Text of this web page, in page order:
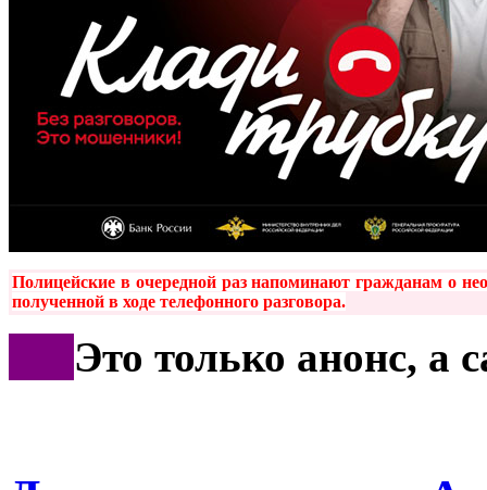
Полицейские в очередной раз напоминают гражданам о
полученной в ходе телефонного разговора.
Это только анонс, а